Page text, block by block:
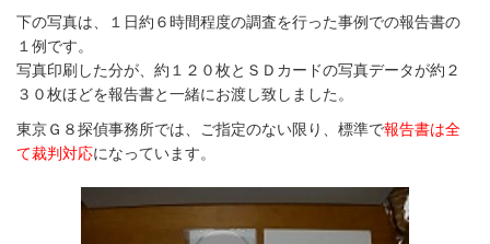
下の写真は、１日約６時間程度の調査を行った事例での報告書の
１例です。
写真印刷した分が、約１２０枚とＳＤカードの写真データが約２
３０枚ほどを報告書と一緒にお渡し致しました。
東京Ｇ８探偵事務所では、ご指定のない限り、標準で報告書は全
て裁判対応になっています。